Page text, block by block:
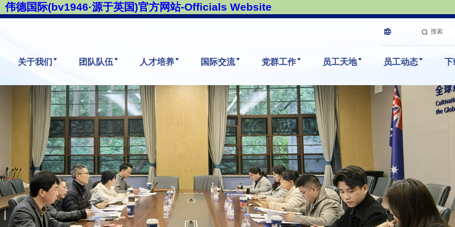
伟德国际(bv1946·源于英国)官方网站-Officials Website
搜索
关于我们 团队队伍 人才培养 国际交流 党群工作 员工天地 员工动态 下